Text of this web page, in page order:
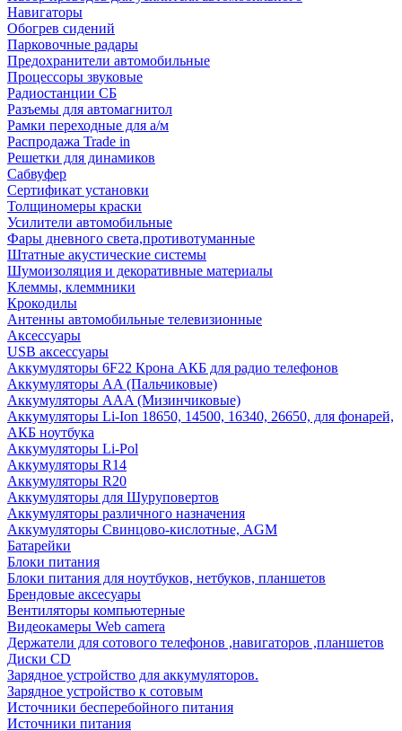
Навигаторы
Обогрев сидений
Парковочные радары
Предохранители автомобильные
Процессоры звуковые
Радиостанции СБ
Разъемы для автомагнитол
Рамки переходные для а/м
Распродажа Trade in
Решетки для динамиков
Сабвуфер
Сертификат установки
Толщиномеры краски
Усилители автомобильные
Фары дневного света,противотуманные
Штатные акустические системы
Шумоизоляция и декоративные материалы
Клеммы, клеммники
Крокодилы
Антенны автомобильные телевизионные
Аксессуары
USB аксессуары
Аккумуляторы 6F22 Крона АКБ для радио телефонов
Аккумуляторы AA (Пальчиковые)
Аккумуляторы AAA (Мизинчиковые)
Аккумуляторы Li-Ion 18650, 14500, 16340, 26650, для фонарей,
АКБ ноутбука
Аккумуляторы Li-Pol
Аккумуляторы R14
Аккумуляторы R20
Аккумуляторы для Шуруповертов
Аккумуляторы различного назначения
Аккумуляторы Свинцово-кислотные, AGM
Батарейки
Блоки питания
Блоки питания для ноутбуков, нетбуков, планшетов
Брендовые аксесуары
Вентиляторы компьютерные
Видеокамеры Web camera
Держатели для сотового телефонов ,навигаторов ,планшетов
Диски CD
Зарядное устройство для аккумуляторов.
Зарядное устройство к сотовым
Источники бесперебойного питания
Источники питания